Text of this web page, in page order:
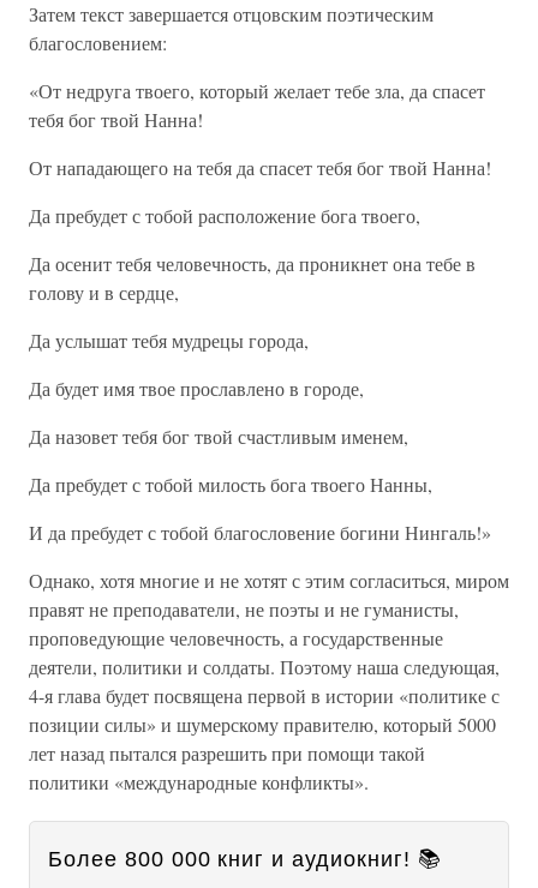
Затем текст завершается отцовским поэтическим
благословением:
«От недруга твоего, который желает тебе зла, да спасет
тебя бог твой Нанна!
От нападающего на тебя да спасет тебя бог твой Нанна!
Да пребудет с тобой расположение бога твоего,
Да осенит тебя человечность, да проникнет она тебе в
голову и в сердце,
Да услышат тебя мудрецы города,
Да будет имя твое прославлено в городе,
Да назовет тебя бог твой счастливым именем,
Да пребудет с тобой милость бога твоего Нанны,
И да пребудет с тобой благословение богини Нингаль!»
Однако, хотя многие и не хотят с этим согласиться, миром
правят не преподаватели, не поэты и не гуманисты,
проповедующие человечность, а государственные
деятели, политики и солдаты. Поэтому наша следующая,
4-я глава будет посвящена первой в истории «политике с
позиции силы» и шумерскому правителю, который 5000
лет назад пытался разрешить при помощи такой
политики «международные конфликты».
Более 800 000 книг и аудиокниг! 📚